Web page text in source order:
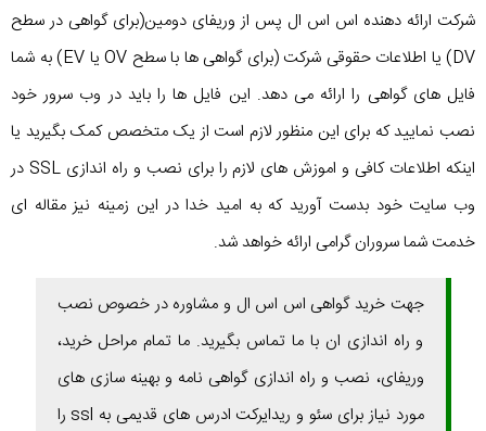
شرکت ارائه دهنده اس اس ال پس از وریفای دومین(برای گواهی در سطح
DV) یا اطلاعات حقوقی شرکت (برای گواهی ها با سطح OV یا EV) به شما
فایل های گواهی را ارائه می دهد. این فایل ها را باید در وب سرور خود
نصب نمایید که برای این منظور لازم است از یک متخصص کمک بگیرید یا
اینکه اطلاعات کافی و اموزش های لازم را برای نصب و راه اندازی SSL در
وب سایت خود بدست آورید که به امید خدا در این زمینه نیز مقاله ای
خدمت شما سروران گرامی ارائه خواهد شد.
جهت خرید گواهی اس اس ال و مشاوره در خصوص نصب
و راه اندازی ان با ما تماس بگیرید. ما تمام مراحل خرید،
وریفای، نصب و راه اندازی گواهی نامه و بهینه سازی های
مورد نیاز برای سئو و ریدایرکت ادرس های قدیمی به ssl را